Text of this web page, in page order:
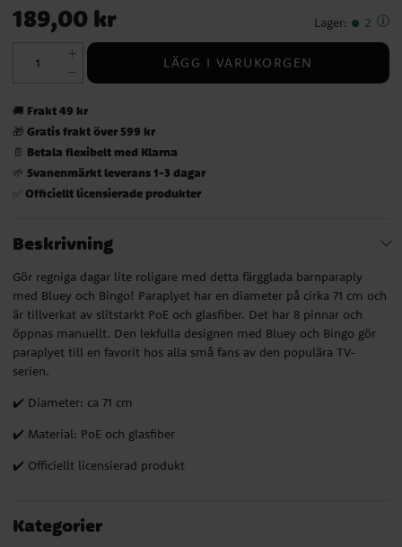
Pris:189,00 kr
189,00 kr Lager: 2
LÄGG I VARUKORGEN
🚚 Frakt 49 kr
🎁 Gratis frakt över 599 kr
📄 Betala flexibelt med Klarna
🌱 Svanenmärkt leverans 1-3 dagar
✅ Officiellt licensierade produkter
Beskrivning
Gör regniga dagar lite roligare med detta färgglada barnparaply
med Bluey och Bingo! Paraplyet har en diameter på cirka 71 cm och
är tillverkat av slitstarkt PoE och glasfiber. Det har 8 pinnar och
öppnas manuellt. Den lekfulla designen med Bluey och Bingo gör
paraplyet till en favorit hos alla små fans av den populära TV-
serien.
✔️ Diameter: ca 71 cm
✔️ Material: PoE och glasfiber
✔️ Officiellt licensierad produkt
Kategorier